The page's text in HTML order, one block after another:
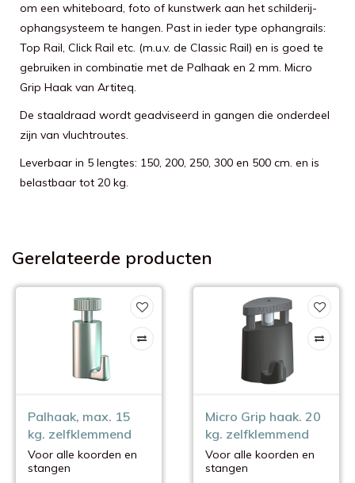
om een whiteboard, foto of kunstwerk aan het schilderij-
ophangsysteem te hangen. Past in ieder type ophangrails:
Top Rail, Click Rail etc. (m.u.v. de Classic Rail) en is goed te
gebruiken in combinatie met de Palhaak en 2 mm. Micro
Grip Haak van Artiteq.
De staaldraad wordt geadviseerd in gangen die onderdeel
zijn van vluchtroutes.
Leverbaar in 5 lengtes: 150, 200, 250, 300 en 500 cm. en is
belastbaar tot 20 kg.
Gerelateerde producten
Palhaak, max. 15
kg. zelfklemmend
Voor alle koorden en
stangen
Micro Grip haak. 20
kg. zelfklemmend
Voor alle koorden en
stangen